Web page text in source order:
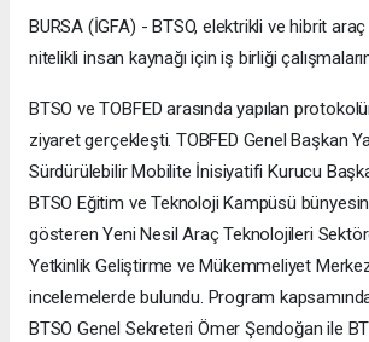
BURSA (İGFA) - BTSO, elektrikli ve hibrit
nitelikli insan kaynağı için iş birliği
BTSO ve TOBFED arasında yapılan
ziyaret gerçekleşti. TOBFED Genel Başkan
Sürdürülebilir Mobilite İnisiyatifi Kurucu
BTSO Eğitim ve Teknoloji Kampüsü
gösteren Yeni Nesil Araç Teknolojileri
Yetkinlik Geliştirme ve Mükemmeliyet
incelemelerde bulundu. Program
BTSO Genel Sekreteri Ömer Şendoğan ile